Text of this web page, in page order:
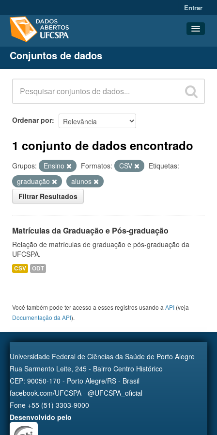
Entrar
Conjuntos de dados
Organizações
Grupos
Sobre
Conjuntos de dados
Ordenar por
1 conjunto de dados encontrado
Grupos: Ensino Formatos: CSV
Etiquetas:
graduação
alunos
Filtrar Resultados
Matrículas da Graduação e Pós-graduação
Relação de matrículas de graduação e pós-graduação da
UFCSPA.
CSV ODT
Você também pode ter acesso a esses registros usando a API (veja
Documentação da API).
Universidade Federal de Ciências da Saúde de Porto Alegre
Rua Sarmento Leite, 245 - Bairro Centro Histórico
CEP: 90050-170 - Porto Alegre/RS - Brasil
facebook.com/UFCSPA - @UFCSPA_oficial
Fone +55 (51) 3303-9000
Desenvolvido pelo